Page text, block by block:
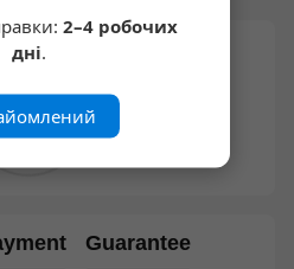
Guarantee
2–4 робочих
дні.